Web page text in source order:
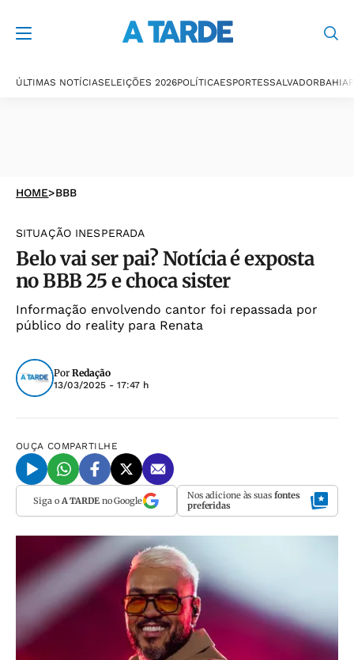
ÚLTIMAS NOTÍCIASELEIÇÕES 2026POLÍTICAESPORTESSALVADORBAHIA
HOME>BBB
SITUAÇÃO INESPERADA
Belo vai ser pai? Notícia é exposta
no BBB 25 e choca sister
Informação envolvendo cantor foi repassada por
público do reality para Renata
Por Redação
13/03/2025 - 17:47 h
OUÇA COMPARTILHE
Siga o A TARDEno Google Nos adicione às suas fontes
preferidas